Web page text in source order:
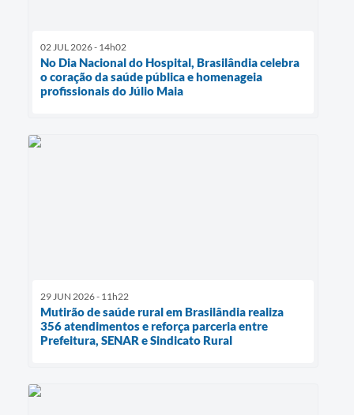
02 JUL 2026 - 14h02
No Dia Nacional do Hospital, Brasilândia celebra
o coração da saúde pública e homenageia
profissionais do Júlio Maia
29 JUN 2026 - 11h22
Mutirão de saúde rural em Brasilândia realiza
356 atendimentos e reforça parceria entre
Prefeitura, SENAR e Sindicato Rural